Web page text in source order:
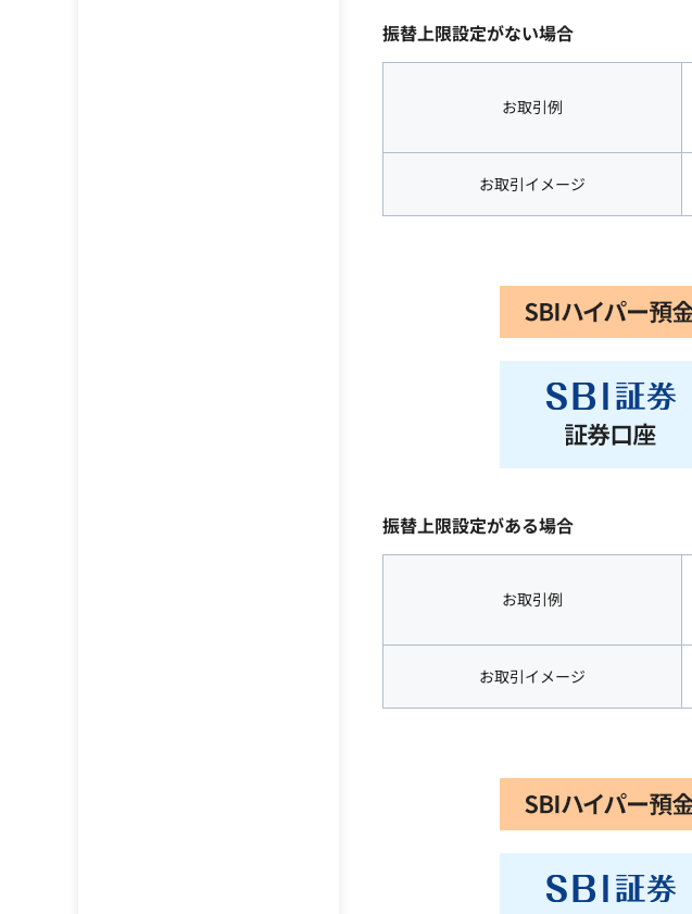
振替上限設定がない場合
お取引例
お取引イメージ
振替上限設定がある場合
お取引例
お取引イメージ